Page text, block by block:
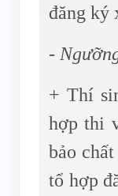
đăng ký
-
+ Thí
hợp thi
bảo
tổ hợp